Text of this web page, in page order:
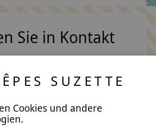
Sie in Kontakt
SUZETTE
Cookies und andere